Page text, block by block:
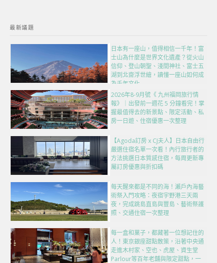
最新議題
日本有一座山，值得相信一千年！富
士山為什麼是世界文化遺產？從火山
信仰、登山朝聖、淺間神社、富士五
湖到北齋浮世繪，讀懂一座山如何成
為千年文化
2026年8-9月號《 九州福岡旅行情
報》｜出發前一週花 5 分鐘看完！掌
握最值得去的新景點、限定活動、私
房一日遊、住宿優惠一次整理
【Agoda訂房 x CJ夫人】日本自由行
嚴選住宿名單一次看！內行旅行者的
方法挑選日本質感住宿，每周更新專
屬訂房優惠與折扣碼
每天醒來都是不同的海！瀨戶內海藝
術祭入門攻略：夜宿宇野港三天兩
夜，完成跳島直島與豐島、藝術祭護
照、交通住宿一次整理
每一盒和菓子，都藏著一位想記住的
人！東京銀座甜點散策，沿著中央通
走進木村家、空也、虎屋、資生堂
Parlour等百年老舖與限定甜點，一